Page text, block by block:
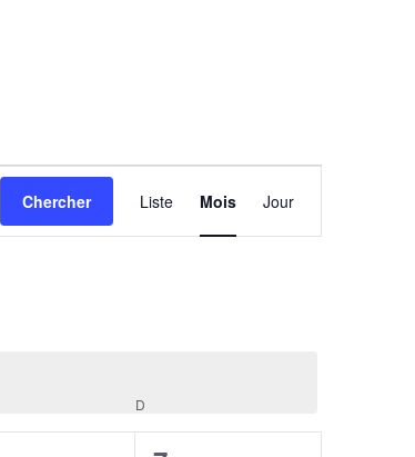
Chercher
de
vues
Liste Mois Jour
D